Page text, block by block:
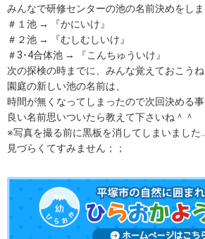
みんなで研修センターの池の名前決めをしま
＃１池 → 『かにいけ』
＃２池 → 『むしむしいけ』
＃3･4合体池 → 『こんちゅういけ』
次の探検の時までに、みんな覚えておこうね
園庭の新しい池の名前は、
時間が無くなってしまったので次回決める
良い名前思いついたら教えて下さいね＾＾
※写真を撮る前に黒板を消してしまいました…
見づらくてすみません；；